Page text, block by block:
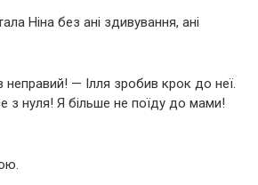
Ніна без ані здивування, ані
— Ілля зробив крок до неї.
з нуля! Я більше не поїду до мами!